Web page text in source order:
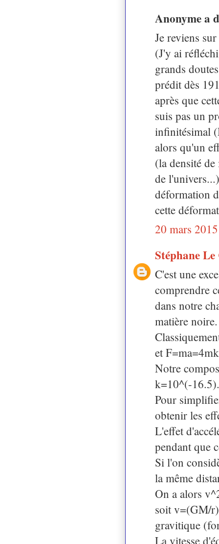
Anonyme a
Je reviens
(J'y ai
grands
prédit dès
après que
suis pas un
infinitésimal
alors qu'un
(la densité
de
déformation
cette
20 mars
Stéphane
C'est une
comprendre
dans notre
matière noire.
et
Notre
k=10^(-16.5).
Pour
obtenir les
L'effet
pendant que
Si l'on
la même
On a alors
soit v=(GM/
gravitique
La vitesse